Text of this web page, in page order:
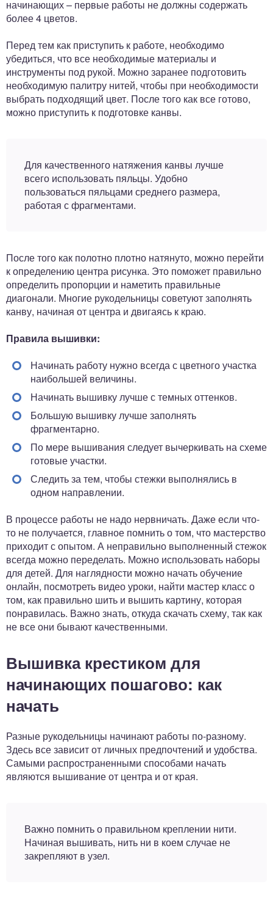
начинающих – первые работы не должны содержать
более 4 цветов.
Перед тем как приступить к работе, необходимо
убедиться, что все необходимые материалы и
инструменты под рукой. Можно заранее подготовить
необходимую палитру нитей, чтобы при необходимости
выбрать подходящий цвет. После того как все готово,
можно приступить к подготовке канвы.
Для качественного натяжения канвы лучше
всего использовать пяльцы. Удобно
пользоваться пяльцами среднего размера,
работая с фрагментами.
После того как полотно плотно натянуто, можно перейти
к определению центра рисунка. Это поможет правильно
определить пропорции и наметить правильные
диагонали. Многие рукодельницы советуют заполнять
канву, начиная от центра и двигаясь к краю.
Правила вышивки:
Начинать работу нужно всегда с цветного участка
наибольшей величины.
Начинать вышивку лучше с темных оттенков.
Большую вышивку лучше заполнять
фрагментарно.
По мере вышивания следует вычеркивать на схеме
готовые участки.
Следить за тем, чтобы стежки выполнялись в
одном направлении.
В процессе работы не надо нервничать. Даже если что-
то не получается, главное помнить о том, что мастерство
приходит с опытом. А неправильно выполненный стежок
всегда можно переделать. Можно использовать наборы
для детей. Для наглядности можно начать обучение
онлайн, посмотреть видео уроки, найти мастер класс о
том, как правильно шить и вышить картину, которая
понравилась. Важно знать, откуда скачать схему, так как
не все они бывают качественными.
Вышивка крестиком для
начинающих пошагово: как
начать
Разные рукодельницы начинают работы по-разному.
Здесь все зависит от личных предпочтений и удобства.
Самыми распространенными способами начать
являются вышивание от центра и от края.
Важно помнить о правильном креплении нити.
Начиная вышивать, нить ни в коем случае не
закрепляют в узел.